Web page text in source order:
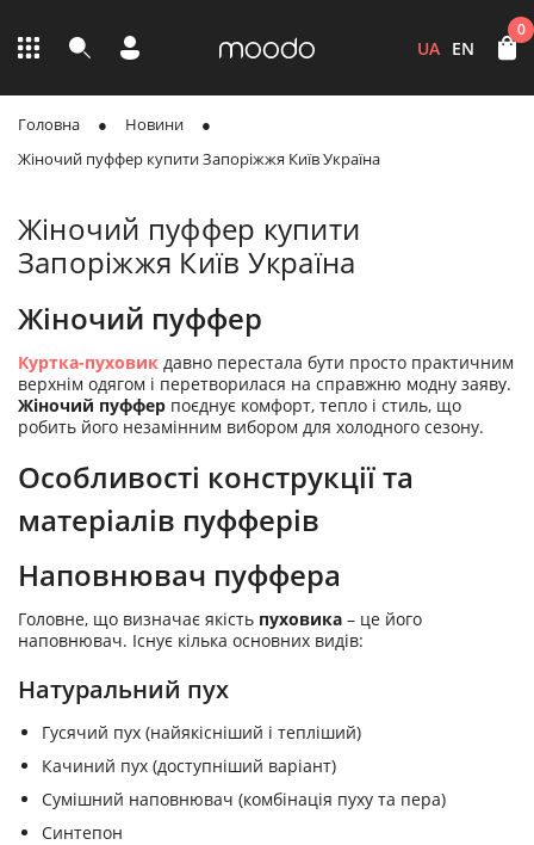
UA EN
0
Головна
Новини
Жіночий пуффер купити Запоріжжя Київ Україна
Жіночий пуффер купити
Запоріжжя Київ Україна
Жіночий пуффер
Куртка-пуховик давно перестала бути просто практичним
верхнім одягом і перетворилася на справжню модну заяву.
Жіночий пуффер поєднує комфорт, тепло і стиль, що
робить його незамінним вибором для холодного сезону.
Особливості конструкції та
матеріалів пуфферів
Наповнювач пуффера
Головне, що визначає якість пуховика – це його
наповнювач. Існує кілька основних видів:
Натуральний пух
Гусячий пух (найякісніший і тепліший)
Качиний пух (доступніший варіант)
Сумішний наповнювач (комбінація пуху та пера)
Синтепон